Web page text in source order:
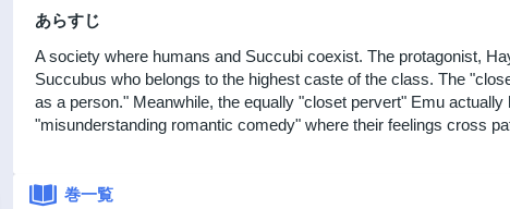
あらすじ
A society where humans and Succubi coexist. The protagonist,
Succubus who belongs to the highest caste of the class. The
as a person." Meanwhile, the equally "closet pervert" Emu
"misunderstanding romantic comedy" where their feelings cross
巻一覧